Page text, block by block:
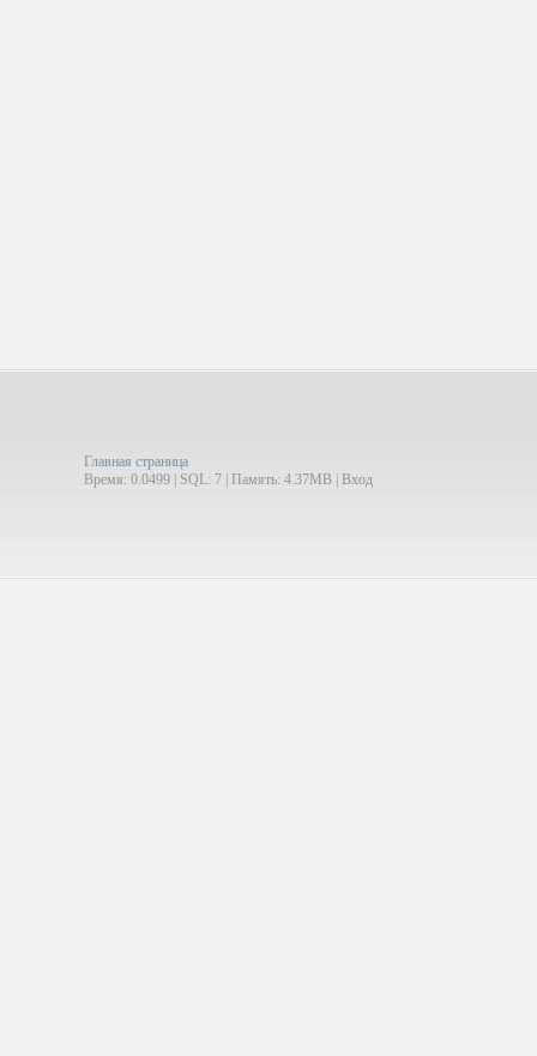
Главная страница
Время: 0.0499 | SQL: 7 | Память: 4.37MB Вход